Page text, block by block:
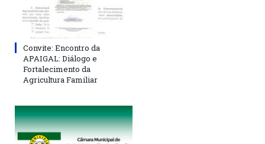
Convite: Encontro da
APAIGAL: Diálogo e
Fortalecimento da
Agricultura Familiar